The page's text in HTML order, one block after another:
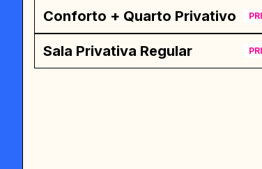
Conforto + Quarto Privativo
Sala Privativa Regular